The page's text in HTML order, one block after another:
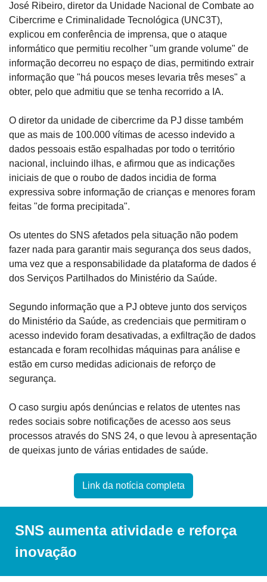
José Ribeiro, diretor da Unidade Nacional de Combate ao
Cibercrime e Criminalidade Tecnológica (UNC3T),
explicou em conferência de imprensa, que o ataque
informático que permitiu recolher "um grande volume" de
informação decorreu no espaço de dias, permitindo extrair
informação que "há poucos meses levaria três meses" a
obter, pelo que admitiu que se tenha recorrido a IA.
O diretor da unidade de cibercrime da PJ disse também
que as mais de 100.000 vítimas de acesso indevido a
dados pessoais estão espalhadas por todo o território
nacional, incluindo ilhas, e afirmou que as indicações
iniciais de que o roubo de dados incidia de forma
expressiva sobre informação de crianças e menores foram
feitas "de forma precipitada".
Os utentes do SNS afetados pela situação não podem
fazer nada para garantir mais segurança dos seus dados,
uma vez que a responsabilidade da plataforma de dados é
dos Serviços Partilhados do Ministério da Saúde.
Segundo informação que a PJ obteve junto dos serviços
do Ministério da Saúde, as credenciais que permitiram o
acesso indevido foram desativadas, a exfiltração de dados
estancada e foram recolhidas máquinas para análise e
estão em curso medidas adicionais de reforço de
segurança.
O caso surgiu após denúncias e relatos de utentes nas
redes sociais sobre notificações de acesso aos seus
processos através do SNS 24, o que levou à apresentação
de queixas junto de várias entidades de saúde.
Link da notícia completa
SNS aumenta atividade e reforça
inovação